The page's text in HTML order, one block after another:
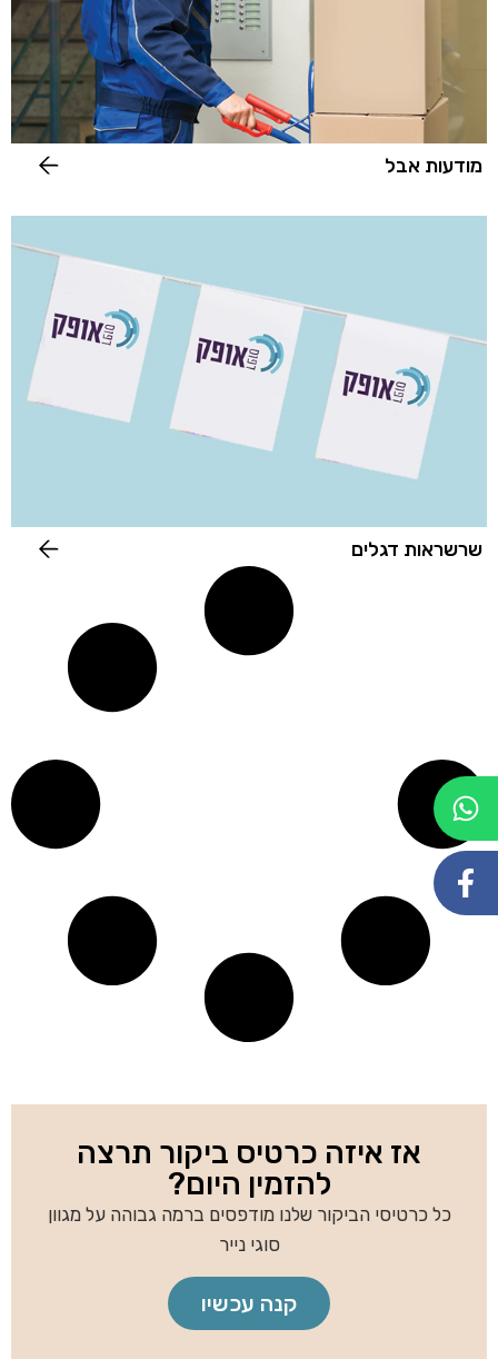
מודעות אבל
שרשראות דגלים
אז איזה כרטיס ביקור תרצה
להזמין היום?
כל כרטיסי הביקור שלנו מודפסים ברמה גבוהה על מגוון
סוגי נייר
קנה עכשיו